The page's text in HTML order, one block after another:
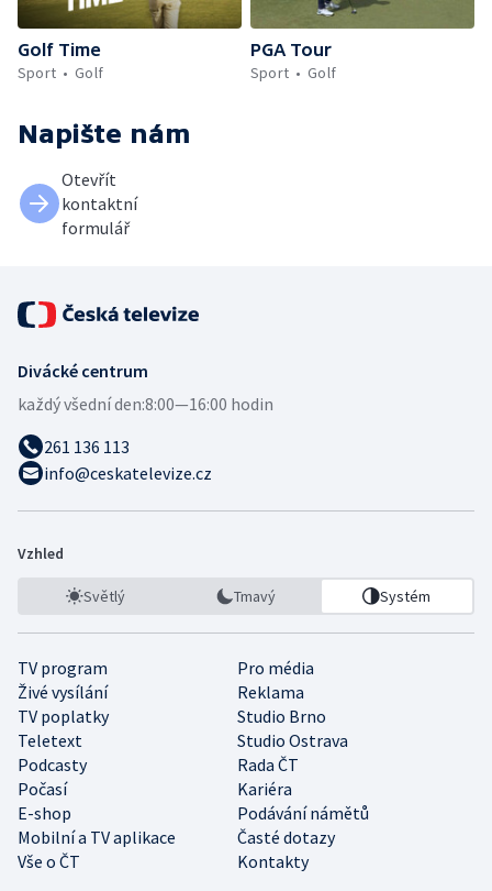
Golf Time
Sport
Golf
PGA Tour
Sport
Golf
Napište nám
Otevřít
kontaktní
formulář
Divácké centrum
každý všední den:8:00—16:00 hodin
261 136 113
info@ceskatelevize.cz
Vzhled
Světlý Tmavý Systém
TV program
Pro média
Živé vysílání
Reklama
TV poplatky
Studio Brno
Teletext
Studio Ostrava
Podcasty
Rada ČT
Počasí
Kariéra
E-shop
Podávání námětů
Mobilní a TV aplikace
Časté dotazy
Vše o ČT
Kontakty